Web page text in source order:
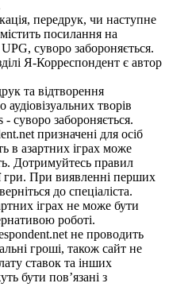
передрук, чи наступне
посилання на
суворо забороняється.
Я-Корреспондент є автор
та відтворення
творів
суворо забороняється.
призначені для осіб
в азартних іграх може
Дотримуйтесь правил
гри. При виявленні перших
до спеціаліста.
іграх не може бути
роботі.
не проводить
гроші, також сайт не
ставок та інших
бути пов’язані з